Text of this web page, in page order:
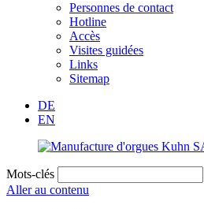
Personnes de contact
Hotline
Accès
Visites guidées
Links
Sitemap
DE
EN
Mots-clés
Aller au contenu